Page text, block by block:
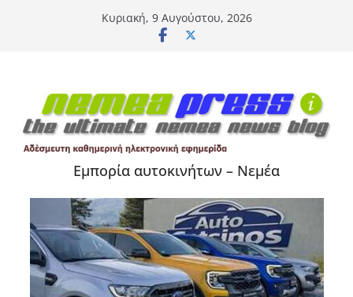
Κυριακή, 9 Αυγούστου, 2026
Εμπορία αυτοκινήτων – Νεμέα